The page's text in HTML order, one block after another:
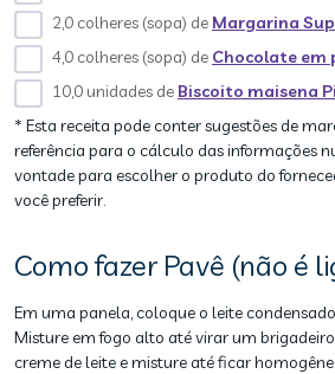
2,0 colheres (sopa) de Margarina
4,0 colheres (sopa) de Chocolate em
10,0 unidades de Biscoito maisena
* Esta receita pode conter sugestões de
referência para o cálculo das informações
vontade para escolher o produto do
você preferir.
Como fazer Pavê (não é
Em uma panela, coloque o leite
Misture em fogo alto até virar um
creme de leite e misture até ficar